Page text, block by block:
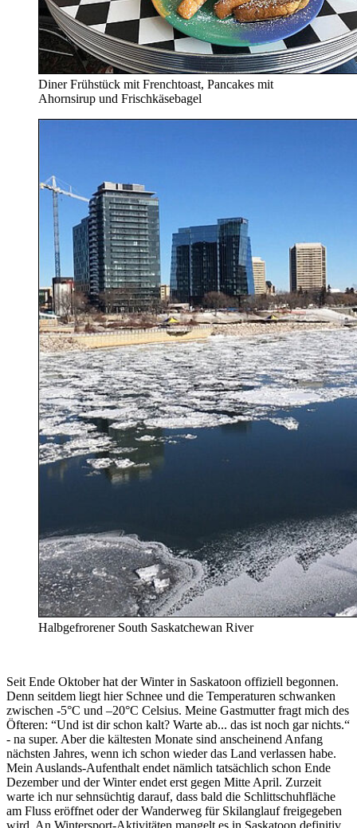
Diner Frühstück mit Frenchtoast, Pancakes mit
Ahornsirup und Frischkäsebagel
Halbgefrorener South Saskatchewan River
Seit Ende Oktober hat der Winter in Saskatoon offiziell begonnen.
Denn seitdem liegt hier Schnee und die Temperaturen schwanken
zwischen -5°C und –20°C Celsius. Meine Gastmutter fragt mich des
Öfteren: “Und ist dir schon kalt? Warte ab... das ist noch gar nichts.“
- na super. Aber die kältesten Monate sind anscheinend Anfang
nächsten Jahres, wenn ich schon wieder das Land verlassen habe.
Mein Auslands-Aufenthalt endet nämlich tatsächlich schon Ende
Dezember und der Winter endet erst gegen Mitte April. Zurzeit
warte ich nur sehnsüchtig darauf, dass bald die Schlittschuhfläche
am Fluss eröffnet oder der Wanderweg für Skilanglauf freigegeben